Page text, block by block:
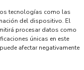
tecnologías como las
del dispositivo. El
procesar datos como
únicas en este
afectar negativamente